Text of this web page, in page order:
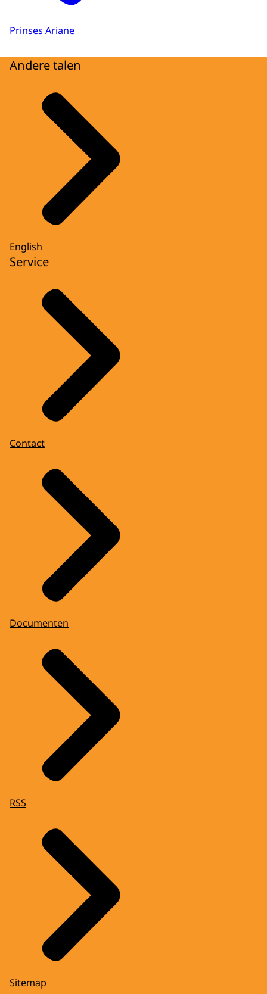
Prinses Ariane
Andere talen
English
Service
Contact
Documenten
RSS
Sitemap